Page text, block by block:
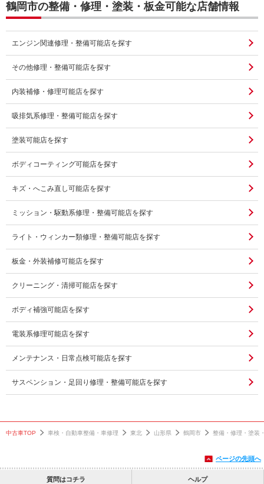
鶴岡市の整備・修理・塗装・板金可能な店舗情報
エンジン関連修理・整備可能店を探す
その他修理・整備可能店を探す
内装補修・修理可能店を探す
吸排気系修理・整備可能店を探す
塗装可能店を探す
ボディコーティング可能店を探す
キズ・へこみ直し可能店を探す
ミッション・駆動系修理・整備可能店を探す
ライト・ウィンカー類修理・整備可能店を探す
板金・外装補修可能店を探す
クリーニング・清掃可能店を探す
ボディ補強可能店を探す
電装系修理可能店を探す
メンテナンス・日常点検可能店を探す
サスペンション・足回り修理・整備可能店を探す
中古車TOP 車検・自動車整備・車修理 東北 山形県 鶴岡市 整備・修理・塗装
ページの先頭へ
質問はコチラ ヘルプ